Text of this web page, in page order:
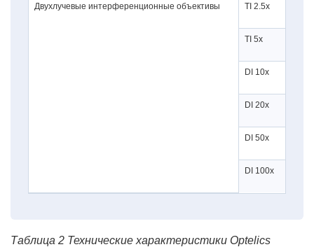
Двухлучевые интерференционные объективы TI 2.5x
TI 5x
DI 10x
DI 20x
DI 50x
DI 100x
Таблица 2 Технические характеристики Optelics